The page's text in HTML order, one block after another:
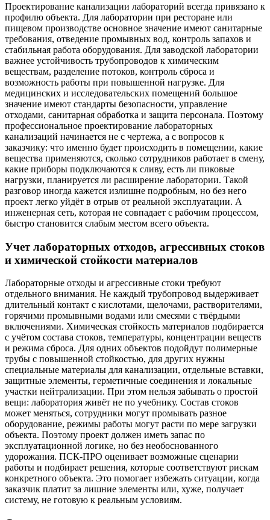
Проектирование канализации лабораторий всегда привязано к
профилю объекта. Для лаборатории при ресторане или
пищевом производстве основное значение имеют санитарные
требования, отведение промывных вод, контроль запахов и
стабильная работа оборудования. Для заводской лаборатории
важнее устойчивость трубопроводов к химическим
веществам, разделение потоков, контроль сброса и
возможность работы при повышенной нагрузке. Для
медицинских и исследовательских помещений большое
значение имеют стандарты безопасности, управление
отходами, санитарная обработка и защита персонала. Поэтому
профессиональное проектирование лабораторных
канализаций начинается не с чертежа, а с вопросов к
заказчику: что именно будет происходить в помещении, какие
вещества применяются, сколько сотрудников работает в смену,
какие приборы подключаются к сливу, есть ли пиковые
нагрузки, планируется ли расширение лаборатории. Такой
разговор иногда кажется излишне подробным, но без него
проект легко уйдёт в отрыв от реальной эксплуатации. А
инженерная сеть, которая не совпадает с рабочим процессом,
быстро становится слабым местом всего объекта.
Учет лабораторных отходов, агрессивных стоков
и химической стойкости материалов
Лабораторные отходы и агрессивные стоки требуют
отдельного внимания. Не каждый трубопровод выдерживает
длительный контакт с кислотами, щелочами, растворителями,
горячими промывными водами или смесями с твёрдыми
включениями. Химическая стойкость материалов подбирается
с учётом состава стоков, температуры, концентрации веществ
и режима сброса. Для одних объектов подойдут полимерные
трубы с повышенной стойкостью, для других нужны
специальные материалы для канализации, отдельные вставки,
защитные элементы, герметичные соединения и локальные
участки нейтрализации. При этом нельзя забывать о простой
вещи: лаборатория живёт не по учебнику. Состав стоков
может меняться, сотрудники могут промывать разное
оборудование, режимы работы могут расти по мере загрузки
объекта. Поэтому проект должен иметь запас по
эксплуатационной логике, но без необоснованного
удорожания. ПСК-ПРО оценивает возможные сценарии
работы и подбирает решения, которые соответствуют рискам
конкретного объекта. Это помогает избежать ситуации, когда
заказчик платит за лишние элементы или, хуже, получает
систему, не готовую к реальным условиям.